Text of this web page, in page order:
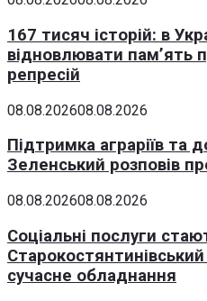
167 тисяч історій: в
відновлювати пам’ять
репресій
08.08.202608.08.2026
Підтримка аграріїв та
Зеленський розповів
08.08.202608.08.2026
Соціальні послуги
сучасне обладнання